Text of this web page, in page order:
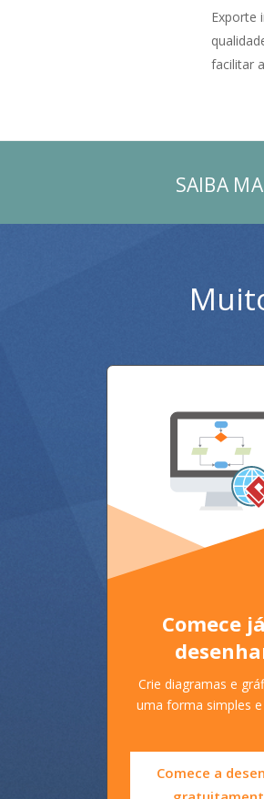
Exporte
facilitar
SAIBA
Comece
Crie diagramas e
uma forma simples e
Comece a